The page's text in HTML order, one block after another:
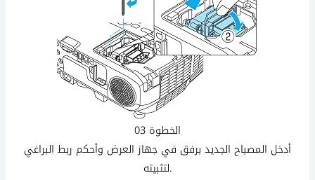
الخطوة 03
أدخل المصباح الجديد برفق في جهاز العرض وأحكم ربط البراغي
لتثبيته.